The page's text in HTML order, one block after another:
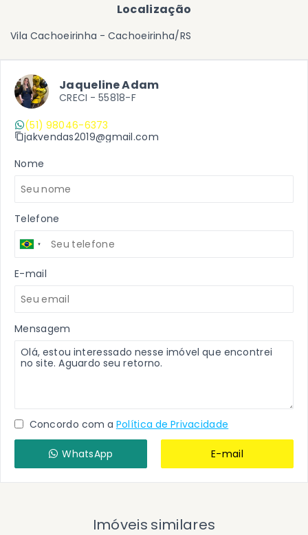
Localização
Vila Cachoeirinha - Cachoeirinha/RS
Jaqueline Adam
CRECI - 55818-F
(51) 98046-6373
jakvendas2019@gmail.com
Nome
Telefone
E-mail
Mensagem
Concordo com a Política de Privacidade
WhatsApp E-mail
Imóveis similares